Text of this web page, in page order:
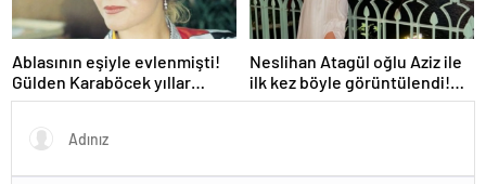
Ablasının eşiyle evlenmişti!
Gülden Karaböcek yıllar
sonra sessizliğini böyle
arkası…
Neslihan Atagül oğlu Aziz ile
ilk kez böyle görüntülendi!
Sözleri gündem oldu: